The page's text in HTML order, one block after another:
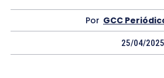
Por GCC
25/04/2025